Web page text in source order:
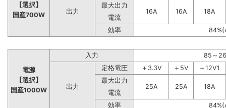
【選択】
国産700W
出力
最大出力
16A
16A
18A
電流
効率
電源
【選択】
国産1000W
入力 85～
出力
定格電圧 ＋3.3V ＋5V
＋12V1
最大出力
25A
25A
18A
電流
効率